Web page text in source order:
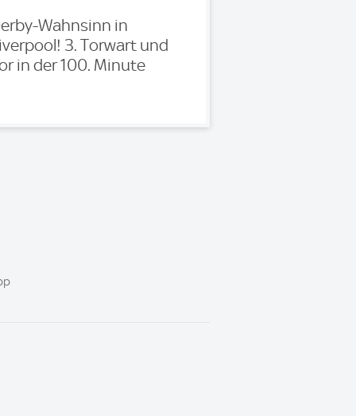
Wahnsinn in
3. Torwart und
in der 100. Minute